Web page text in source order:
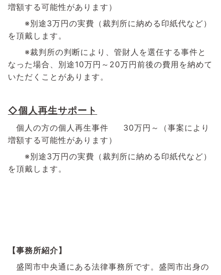
増額する可能性があります）
※別途3万円の実費（裁判所に納める印紙代など）
を頂戴します。
※裁判所の判断により、管財人を選任する事件と
なった場合、別途10万円～20万円前後の費用を納めて
いただくことがあります。
◇個人再生サポート
個人の方の個人再生事件 30万円～（事案により
増額する可能性があります）
※別途3万円の実費（裁判所に納める印紙代など）
を頂戴します。
【事務所紹介】
盛岡市中央通にある法律事務所です。盛岡市出身の